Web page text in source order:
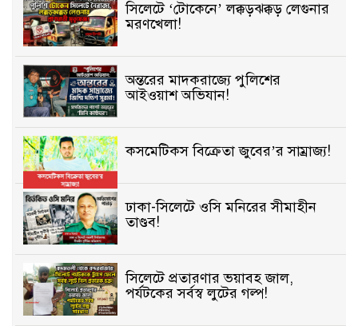
সিলেটে ‘টোকেনে’ লক্কড়ঝক্কড় লেগুনার
মরণখেলা!
অন্তরের মাদকরাজ্যে পুলিশের
আইওয়াশ অভিযান!
কসমেটিকস বিক্রেতা জুবের’র সাম্রাজ্য!
ঢাকা-সিলেটে ওসি মনিরের সীমাহীন
তাণ্ডব!
সিলেটে প্রতারণার ভয়াবহ জাল,
পর্যটকের সর্বস্ব লুটের গল্প!